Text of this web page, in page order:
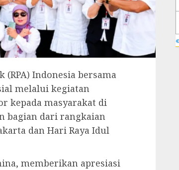
(RPA) Indonesia bersama
melalui kegiatan
kepada masyarakat di
bagian dari rangkaian
dan Hari Raya Idul
memberikan apresiasi